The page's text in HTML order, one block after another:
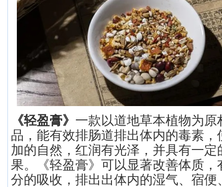
《轻盈膏》 一款以道地草本植物为
品，能有效排肠道排出体内的毒素
加的自然，红润有光泽，并具有一定
果。《轻盈膏》可以显著改善体质，
分的吸收，排出出体内的湿气、宿便